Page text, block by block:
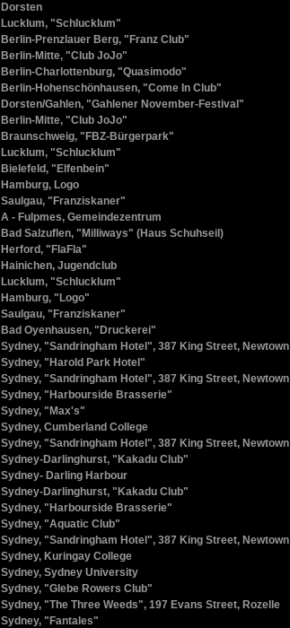
Dorsten
Lucklum, "Schlucklum"
Berlin-Prenzlauer Berg, "Franz Club"
Berlin-Mitte, "Club JoJo"
Berlin-Charlottenburg, "Quasimodo"
Berlin-Hohenschönhausen, "Come In Club"
Dorsten/Gahlen, "Gahlener November-Festival"
Berlin-Mitte, "Club JoJo"
Braunschweig, "FBZ-Bürgerpark"
Lucklum, "Schlucklum"
Bielefeld, "Elfenbein"
Hamburg, Logo
Saulgau, "Franziskaner"
A - Fulpmes, Gemeindezentrum
Bad Salzuflen, "Milliways" (Haus Schuhseil)
Herford, "FlaFla"
Hainichen, Jugendclub
Lucklum, "Schlucklum"
Hamburg, "Logo"
Saulgau, "Franziskaner"
Bad Oyenhausen, "Druckerei"
Sydney, "Sandringham Hotel", 387 King Street, Newtown
Sydney, "Harold Park Hotel"
Sydney, "Sandringham Hotel", 387 King Street, Newtown
Sydney, "Harbourside Brasserie"
Sydney, "Max's"
Sydney, Cumberland College
Sydney, "Sandringham Hotel", 387 King Street, Newtown
Sydney-Darlinghurst, "Kakadu Club"
Sydney- Darling Harbour
Sydney-Darlinghurst, "Kakadu Club"
Sydney, "Harbourside Brasserie"
Sydney, "Aquatic Club"
Sydney, "Sandringham Hotel", 387 King Street, Newtown
Sydney, Kuringay College
Sydney, Sydney University
Sydney, "Glebe Rowers Club"
Sydney, "The Three Weeds", 197 Evans Street, Rozelle
Sydney, "Fantales"